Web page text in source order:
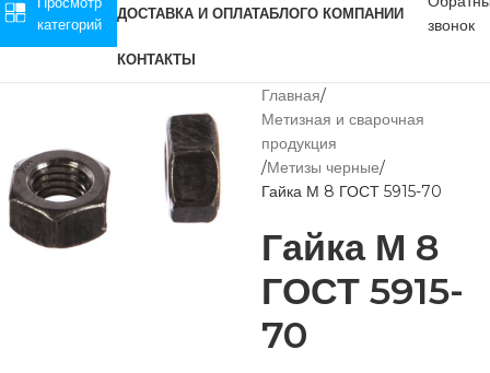
категорий
ДОСТАВКА И ОПЛАТАБЛОГО КОМПАНИИ
КОНТАКТЫ
звонок
Главная
Метизная и сварочная
продукция
Метизы черные
Гайка М 8 ГОСТ 5915-70
Гайка М 8
ГОСТ 5915-
70